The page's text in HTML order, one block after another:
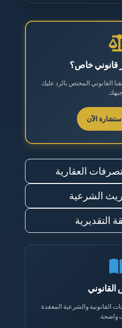
العقلية
قانوني خاص؟
القانوني المختص بالرد عليك
الآن
العقارية
الشرعية
التقديرية
القانوني
القانونية والشرعية المعقدة
واضحة.